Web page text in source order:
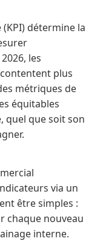
détermine la
les
plus
métriques de
équitables
quel que soit son
via un
être simples :
chaque nouveau
interne.